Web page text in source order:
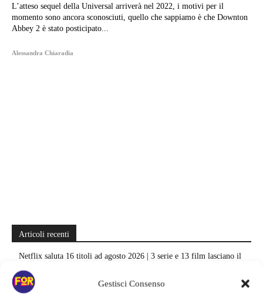
Gestisci Consenso
L’atteso sequel della Universal arriverà nel 2022, i motivi per il
momento sono ancora sconosciuti, quello che sappiamo è che Downton
Abbey 2 è stato posticipato...
Alessandra Chiaradia
Articoli recenti
Netflix saluta 16 titoli ad agosto 2026 | 3 serie e 13 film lasciano il
catalogo: le date da segnare per l’ultimo rewatch
Netflix indaga sul lato oscuro del pollo fritto | Mo Gilligan affronta